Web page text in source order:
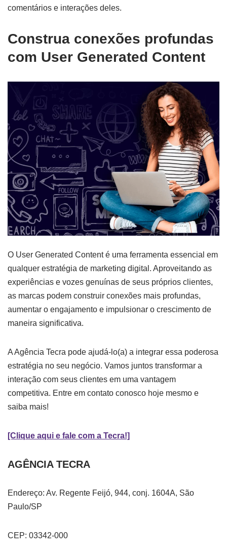
comentários e interações deles.
Construa conexões profundas
com User Generated Content
O User Generated Content é uma ferramenta essencial em
qualquer estratégia de marketing digital. Aproveitando as
experiências e vozes genuínas de seus próprios clientes,
as marcas podem construir conexões mais profundas,
aumentar o engajamento e impulsionar o crescimento de
maneira significativa.
A Agência Tecra pode ajudá-lo(a) a integrar essa poderosa
estratégia no seu negócio. Vamos juntos transformar a
interação com seus clientes em uma vantagem
competitiva. Entre em contato conosco hoje mesmo e
saiba mais!
[Clique aqui e fale com a Tecra!]
AGÊNCIA TECRA
Endereço: Av. Regente Feijó, 944, conj. 1604A, São
Paulo/SP
CEP: 03342-000